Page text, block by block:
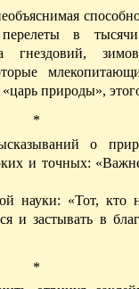
в тысячи
гнездовий,
природы»,
*
о
и точных:
науки: «Тот, кто
и застывать в
*